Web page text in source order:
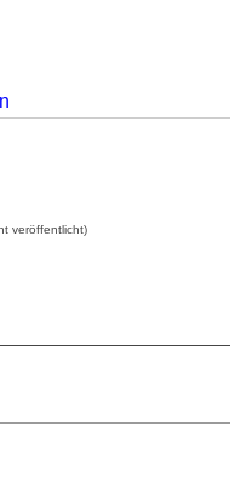
veröffentlicht)